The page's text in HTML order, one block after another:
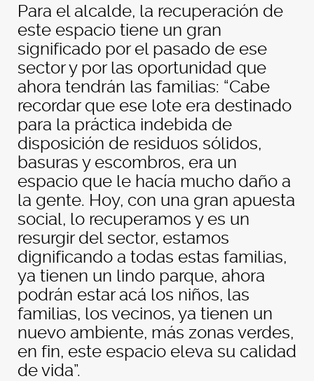
Para el alcalde, la recuperación de
este espacio tiene un gran
significado por el pasado de ese
sector y por las oportunidad que
ahora tendrán las familias: “Cabe
recordar que ese lote era destinado
para la práctica indebida de
disposición de residuos sólidos,
basuras y escombros, era un
espacio que le hacía mucho daño a
la gente. Hoy, con una gran apuesta
social, lo recuperamos y es un
resurgir del sector, estamos
dignificando a todas estas familias,
ya tienen un lindo parque, ahora
podrán estar acá los niños, las
familias, los vecinos, ya tienen un
nuevo ambiente, más zonas verdes,
en fin, este espacio eleva su calidad
de vida”.